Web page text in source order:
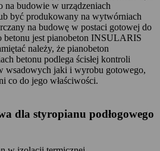
na budowie w urządzeniach
być produkowany na wytwórniach
na budowę w postaci gotowej do
betonu jest pianobeton INSULARIS
należy, że pianobeton
betonu podlega ścisłej kontroli
wsadowych jaki i wyrobu gotowego,
co do jego właściwości.
dla styropianu podłogowego